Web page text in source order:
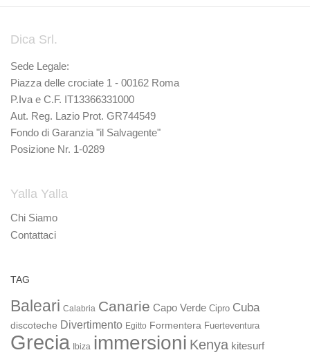
Dica Srl.
Sede Legale:
Piazza delle crociate 1 - 00162 Roma
P.Iva e C.F. IT13366331000
Aut. Reg. Lazio Prot. GR744549
Fondo di Garanzia "il Salvagente"
Posizione Nr. 1-0289
Yalla Yalla
Chi Siamo
Contattaci
TAG
Baleari Calabria Canarie Capo Verde Cipro Cuba
discoteche Divertimento Egitto Formentera Fuerteventura
Grecia Ibiza immersioni Kenya kitesurf